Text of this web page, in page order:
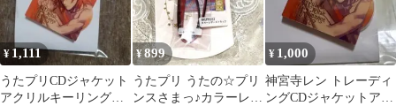
¥1,111
うたプリCDジャケット
アクリルキーリング
¥899
うたプリ うたの☆プリ
ンスさまっ♪カラーレザ
¥ 1,000
神宮寺レン トレーディ
ングCDジャケットアク